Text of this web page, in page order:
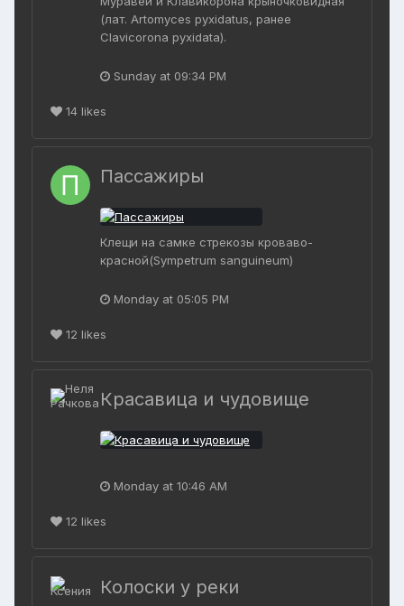
(лат. Artomyces pyxidatus, ранее
Clavicorona pyxidata).
Sunday at 09:34 PM
14 likes
Пассажиры
Клещи на самке стрекозы кроваво-
красной(Sympetrum sanguineum)
Monday at 05:05 PM
12 likes
Красавица и чудовище
Monday at 10:46 AM
12 likes
Колоски у реки